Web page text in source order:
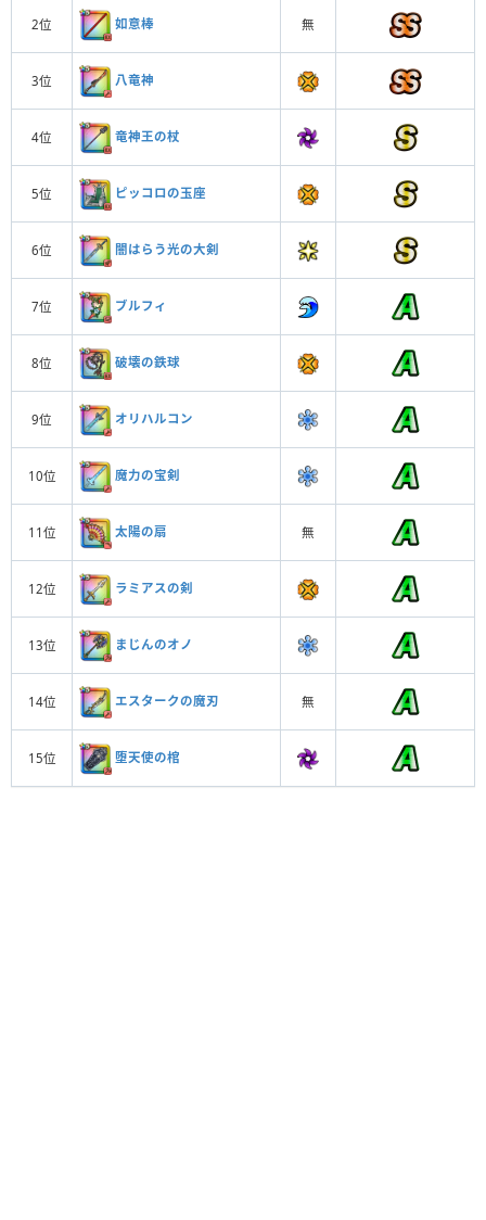
2位 如意棒 無
3位 八竜神
4位 竜神王の杖
5位 ピッコロの玉座
6位 闇はらう光の大剣
7位 ブルフィ
8位 破壊の鉄球
9位 オリハルコン
10位 魔力の宝剣
11位 太陽の扇 無
12位 ラミアスの剣
13位 まじんのオノ
14位 エスタークの魔刃 無
15位 堕天使の棺